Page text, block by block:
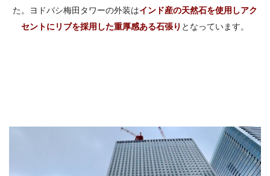
た。ヨドバシ梅田タワーの外装はインド産の天然石を使用しアク
セントにリブを採用した重厚感ある石張り となっています。